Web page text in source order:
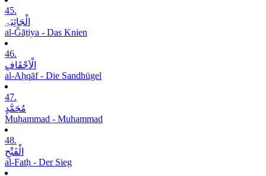
45.
الْجَاثِیَۃِ
al-Ǧāṯiya - Das Knien
46.
الْاَحْقَافِ
al-Aḥqāf - Die Sandhügel
47.
مُحَمَّدٍ
Muḥammad - Muhammad
48.
الْفَتْحِ
al-Fatḥ - Der Sieg